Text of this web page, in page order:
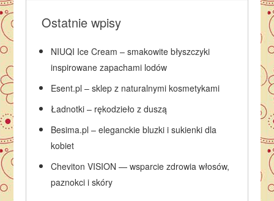
Ostatnie wpisy
NIUQI Ice Cream – smakowite błyszczyki
inspirowane zapachami lodów
Esent.pl – sklep z naturalnymi kosmetykami
Ładnotki – rękodzieło z duszą
Besima.pl – eleganckie bluzki i sukienki dla
kobiet
Cheviton VISION — wsparcie zdrowia włosów,
paznokci i skóry